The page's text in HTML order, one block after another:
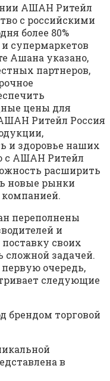
АШАН Ритейл
с российскими
более 80%
супермаркетов
Ашана указано,
партнеров,
цены для
Ритейл Россия
и здоровье наших
с АШАН Ритейл
расширить
новые рынки
компанией.
переполнены
и
своих
сложной задачей.
очередь,
следующие
брендом торговой
в